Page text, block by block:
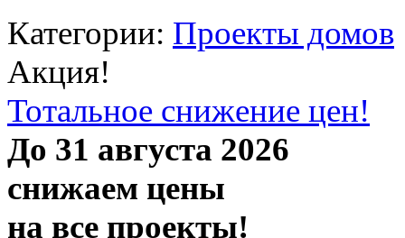
Категории: Проекты домов
Акция!
Тотальное снижение цен!
До 31 августа 2026
снижаем цены
на все проекты!